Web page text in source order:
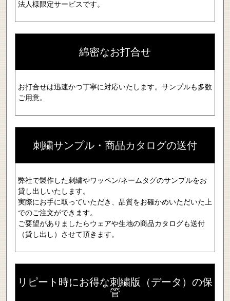
法人様限定サービスです。
綿密なお打合せ
お打合せは迅速かつ丁寧に対応いたします。サンプルも多数
ご用意。
刺繍サンプル・商品カタログの送付
弊社で製作した刺繍やワッペン/ネームタグのサンプルをお
貸し出しいたします。
実際にお手に取っていただき、品質をお確かめいただいた上
でのご注文ができます。
ご要望がありましたらウェアや生地の商品カタログも送付
（貸し出し）させて頂きます。
リピート時にお得な刺繍版（データ）の保
管